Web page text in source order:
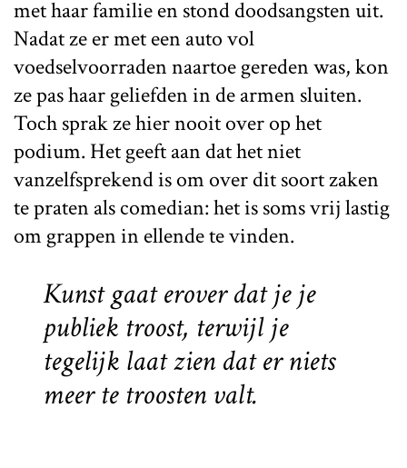
met haar familie en stond doodsangsten uit.
Nadat ze er met een auto vol
voedselvoorraden naartoe gereden was, kon
ze pas haar geliefden in de armen sluiten.
Toch sprak ze hier nooit over op het
podium. Het geeft aan dat het niet
vanzelfsprekend is om over dit soort zaken
te praten als comedian: het is soms vrij lastig
om grappen in ellende te vinden.
Kunst gaat erover dat je je
publiek troost, terwijl je
tegelijk laat zien dat er niets
meer te troosten valt.